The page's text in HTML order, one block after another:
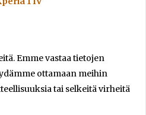
Emme vastaa tietojen
ottamaan meihin
tai selkeitä virheitä